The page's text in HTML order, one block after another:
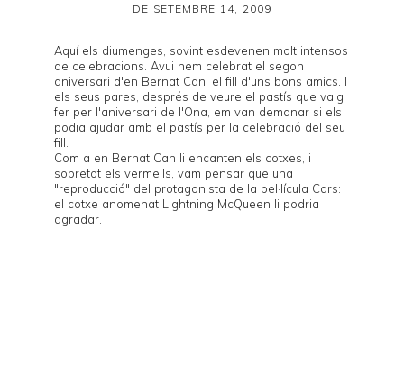
DE SETEMBRE 14, 2009
Aquí els diumenges, sovint esdevenen molt intensos
de celebracions. Avui hem celebrat el segon
aniversari d'en Bernat Can, el fill d'uns bons amics. I
els seus pares, després de veure el pastís que vaig
fer per l'aniversari de l'Ona, em van demanar si els
podia ajudar amb el pastís per la celebració del seu
fill.
Com a en Bernat Can li encanten els cotxes, i
sobretot els vermells, vam pensar que una
"reproducció" del protagonista de la pel·lícula Cars:
el cotxe anomenat Lightning McQueen li podria
agradar.